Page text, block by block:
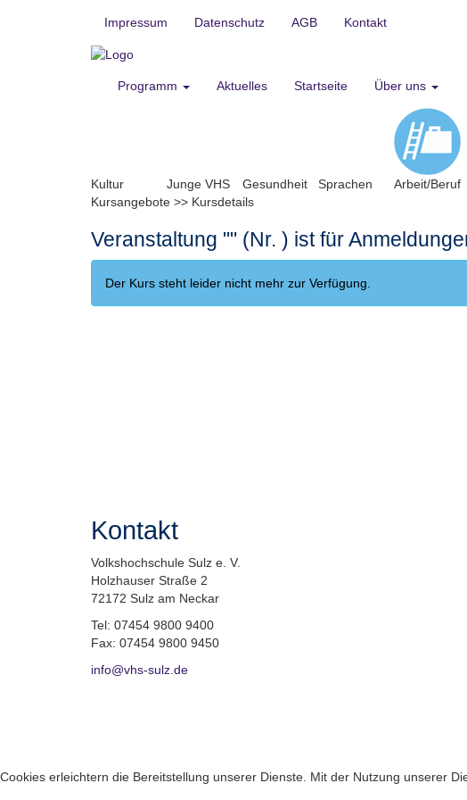
Impressum Datenschutz AGB Kontakt
Programm Aktuelles Startseite Über uns
Kultur Junge VHS Gesundheit Sprachen
Arbeit/Beruf
Kursangebote >> Kursdetails
Veranstaltung "" (Nr. ) ist für
Der Kurs steht leider nicht mehr zur Verfügung.
Kontakt
Volkshochschule Sulz e. V.
Holzhauser Straße 2
72172 Sulz am Neckar
Tel: 07454 9800 9400
Fax: 07454 9800 9450
info@vhs-sulz.de
Cookies erleichtern die Bereitstellung unserer Dienste. Mit der Nutzung unserer